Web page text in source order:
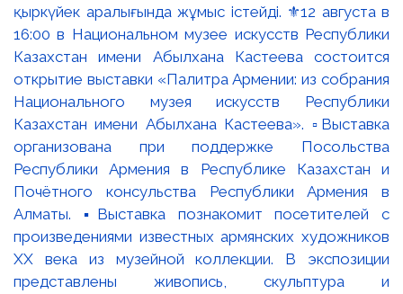
қыркүйек аралығында жұмыс істейді. ⚜️12 августа в
16:00 в Национальном музее искусств Республики
Казахстан имени Абылхана Кастеева состоится
открытие выставки «Палитра Армении: из собрания
Национального музея искусств Республики
Казахстан имени Абылхана Кастеева». ▫️Выставка
организована при поддержке Посольства
Республики Армения в Республике Казахстан и
Почётного консульства Республики Армения в
Алматы. ▪️Выставка познакомит посетителей с
произведениями известных армянских художников
XX века из музейной коллекции. В экспозиции
представлены живопись, скульптура и